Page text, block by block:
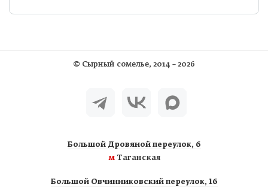
© Сырный сомелье, 2014 – 2026
Большой Дровяной переулок, 6
мТаганская
Большой Овчинниковский переулок, 16